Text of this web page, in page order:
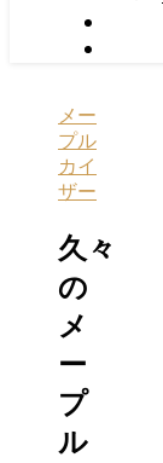
メー
プル
カイ
ザー
久々
の
メ
ー
プ
ル